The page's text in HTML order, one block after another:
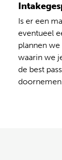
Is er een
eventueel
plannen
waarin we
de best